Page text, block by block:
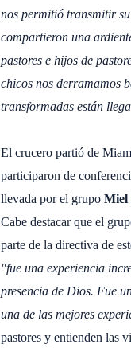
nos permitió transmitir
compartieron una
pastores e hijos de
chicos nos derramamos
transformadas están
El crucero partió de
participaron de
llevada por el grupo Miel
Cabe destacar que el
parte de la directiva de
"fue una experiencia
presencia de Dios. Fue
una de las mejores
pastores y entienden las